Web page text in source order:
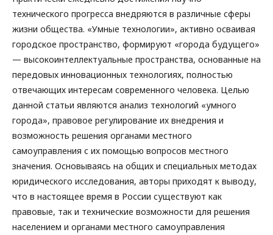
технического прогресса внедряются в различные сферы
жизни общества. «Умные технологии», активно осваивая
городское пространство, формируют «города будущего»
— высокоинтеллектуальные пространства, основанные на
передовых инновационных технологиях, полностью
отвечающих интересам современного человека. Целью
данной статьи являются анализ технологий «умного
города», правовое регулирование их внедрения и
возможность решения органами местного
самоуправления с их помощью вопросов местного
значения. Основываясь на общих и специальных методах
юридического исследования, авторы приходят к выводу,
что в настоящее время в России существуют как
правовые, так и технические возможности для решения
населением и органами местного самоуправления